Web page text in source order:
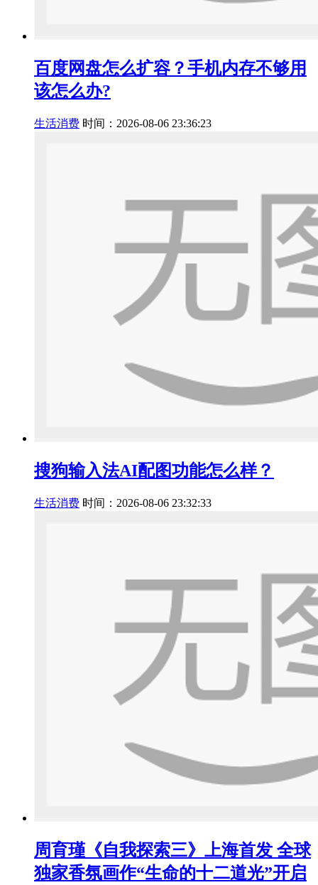
百度网盘怎么扩容？手机内存不够用
该怎么办?
生活消费 时间：2026-08-06 23:36:23
搜狗输入法AI配图功能怎么样？
生活消费 时间：2026-08-06 23:32:33
周育瑾《自我探索三》上海首发 全球
独家香氛画作“生命的十二道光”开启